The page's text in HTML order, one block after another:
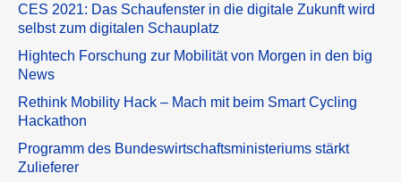
CES 2021: Das Schaufenster in die digitale Zukunft wird
selbst zum digitalen Schauplatz
Hightech Forschung zur Mobilität von Morgen in den big
News
Rethink Mobility Hack – Mach mit beim Smart Cycling
Hackathon
Programm des Bundeswirtschaftsministeriums stärkt
Zulieferer